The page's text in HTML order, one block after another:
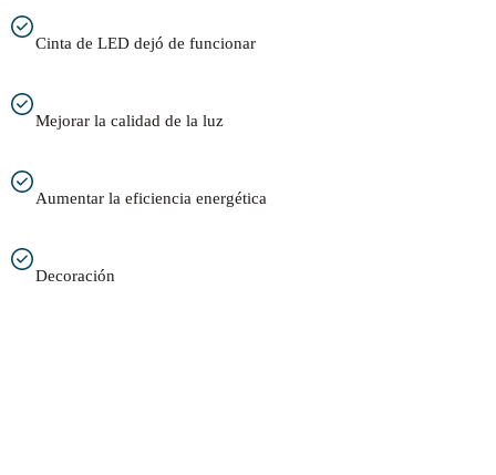
Cinta de LED dejó de funcionar
Mejorar la calidad de la luz
Aumentar la eficiencia energética
Decoración